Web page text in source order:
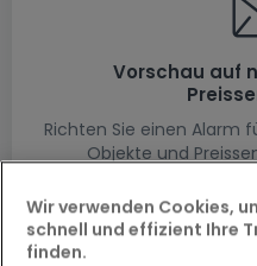
Vorschau auf
Richten Sie einen Alarm
Objekte und
Wir verwenden Cookies,
schnell und effizient Ihre
finden.